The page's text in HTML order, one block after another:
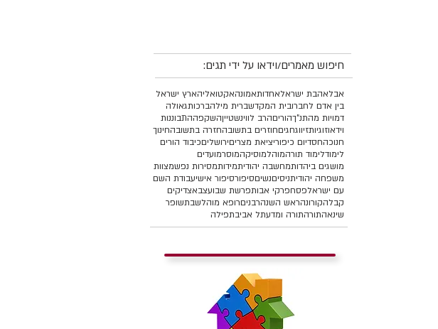
חיפוש מאמרים/וידאו על ידי תגים:
אבלאהבת ישראלאחדותאמונהאקטואליהארץ ישראל
בין אדם לחברובית המקדשברית מילהברכותגאולה
דמויות מהתנ"ךהוריםהרב לווינשטייןהשקפההתבוננות
וידאוזוגיותזיווגחגיםחוזרים בתשובהחזרה בתשובהחינוך
חנוכהחסדיום כיפוריציאת מצריםירושליםכיבוד הורים
לימודלימוד תורהמוהלמוסיקהמוסרמועדים
מושגים ביהדותמחשבה יהודיתמידותמסירות נפשמצוות
משפחה יהודיתניסיםנשיםסיפורסיפור אישיעבודת השם
עם ישראלפסחפרקי אבותפרשת שבועצבאצדיקים
קבלהקורונהראש השנהרבניםרופא מוהלשבתשופר
שינאהתורהתורה ומדעתל אביבתפילה